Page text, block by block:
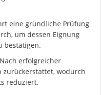
eine gründliche Prüfung
um dessen Eignung
bestätigen.
Nach erfolgreicher
wodurch
reduziert.